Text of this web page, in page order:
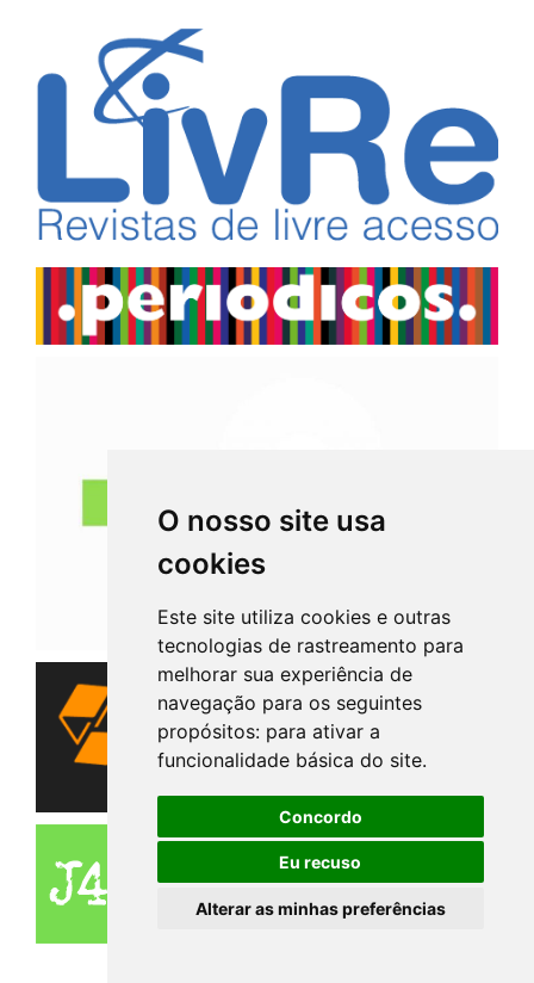
O nosso site usa
cookies
Este site utiliza cookies e outras
tecnologias de rastreamento para
melhorar sua experiência de
navegação para os seguintes
propósitos: para ativar a
funcionalidade básica do site.
Concordo
Eu recuso
Alterar as minhas preferências